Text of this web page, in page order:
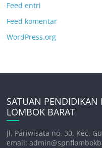
Feed entri
Feed komentar
WordPress.org
SATUAN PENDIDIKAN
LOMBOK BARAT
Jl. Pariwisata no. 30, Kec.
email: